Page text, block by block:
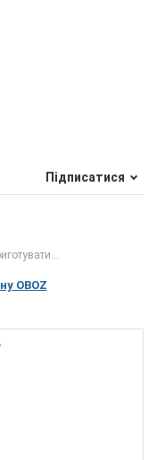
Підписатися
OBOZ